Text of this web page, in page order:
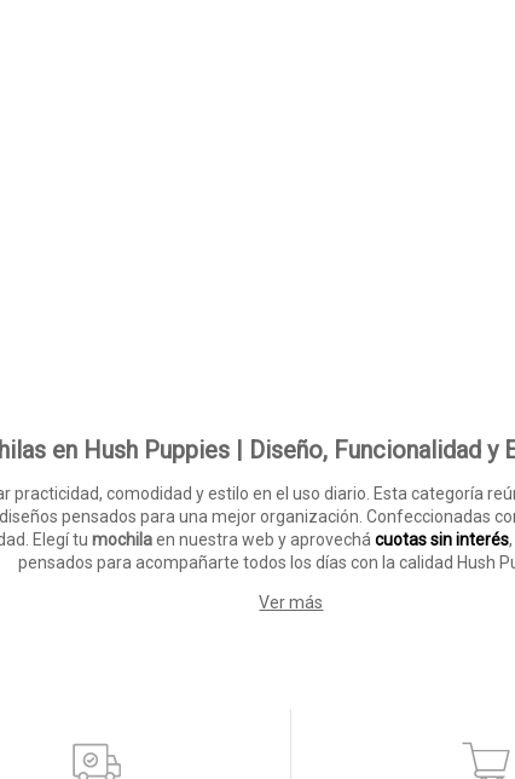
en Hush Puppies | Diseño, Funcionalidad y
practicidad, comodidad y estilo en el uso diario. Esta categoría
pensados para una mejor organización. Confeccionadas
Elegí tumochilaen nuestra web y aprovechácuotas sin interés
pensados para acompañarte todos los días con la calidad Hush
Ver más